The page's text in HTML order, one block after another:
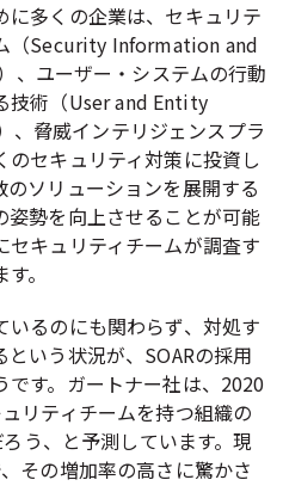
多くの企業は、セキュリテ
（Security Information and
、ユーザー・システムの行動
技術（User and Entity
、脅威インテリジェンスプラ
のセキュリティ対策に投資し
ソリューションを展開する
姿勢を向上させることが可能
セキュリティチームが調査す
。
いるのにも関わらず、対処す
いう状況が、SOARの採用
す。ガートナー社は、2020
リティチームを持つ組織の
う、と予測しています。現
その増加率の高さに驚かさ